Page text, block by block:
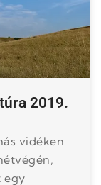
2019.
vidéken
egy